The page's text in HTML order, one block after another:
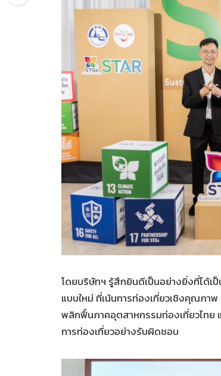
โดยบริษัทฯ รู้สึกยินดีเป็นอย่างยิ่งที่ได้เ
แบบใหม่ ที่เน้นการท่องเที่ยวเชิงคุณภา
พลิกฟื้นภาคอุตสาหกรรมท่องเที่ยวไทย
การท่องเที่ยวอย่างรับผิดชอบ